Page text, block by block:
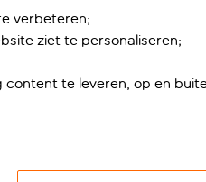
verbeteren;
ziet te personaliseren;
te leveren, op en